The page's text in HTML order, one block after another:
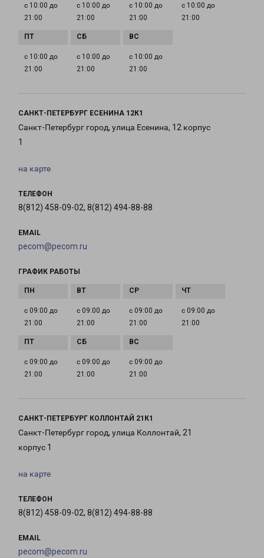
с 10:00 до
21:00
с 10:00 до
21:00
с 10:00 до
21:00
с 10:00 до
21:00
с 10:00 до
21:00
с 10:00 до
21:00
с 10:00 до
21:00
САНКТ-ПЕТЕРБУРГ ЕСЕНИНА 12К1
Санкт-Петербург город, улица Есенина, 12 корпус
1
на карте
ТЕЛЕФОН
8(812) 458-09-02, 8(812) 494-88-88
EMAIL
pecom@pecom.ru
ГРАФИК РАБОТЫ
с 09:00 до
21:00
с 09:00 до
21:00
с 09:00 до
21:00
с 09:00 до
21:00
с 09:00 до
21:00
с 09:00 до
21:00
с 09:00 до
21:00
САНКТ-ПЕТЕРБУРГ КОЛЛОНТАЙ 21К1
Санкт-Петербург город, улица Коллонтай, 21
корпус 1
на карте
ТЕЛЕФОН
8(812) 458-09-02, 8(812) 494-88-88
EMAIL
pecom@pecom.ru